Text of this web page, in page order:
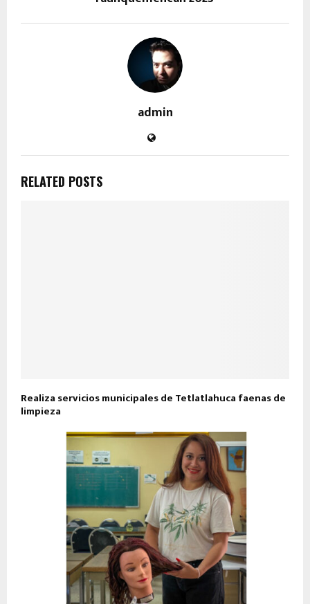
admin
RELATED POSTS
Realiza servicios municipales de Tetlatlahuca faenas de
limpieza